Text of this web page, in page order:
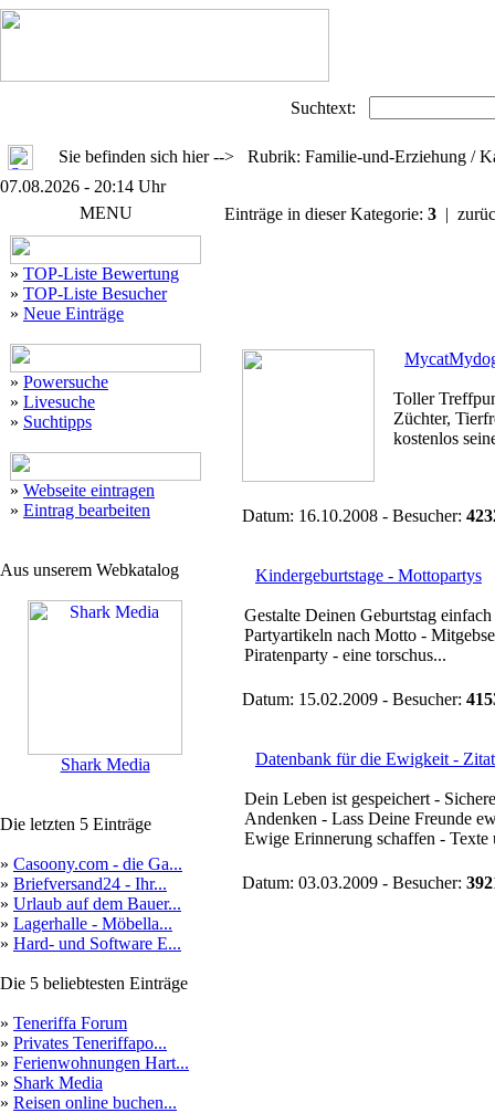
Suchtext:
Sie befinden sich hier --> Rubrik: Familie-und-Erziehung /
07.08.2026 - 20:14 Uhr
MENU
» TOP-Liste Bewertung
» TOP-Liste Besucher
» Neue Einträge
» Powersuche
» Livesuche
» Suchtipps
» Webseite eintragen
» Eintrag bearbeiten
Aus unserem Webkatalog
Shark Media
Die letzten 5 Einträge
» Casoony.com - die Ga...
» Briefversand24 - Ihr...
» Urlaub auf dem Bauer...
» Lagerhalle - Möbella...
» Hard- und Software E...
Die 5 beliebtesten Einträge
» Teneriffa Forum
» Privates Teneriffapo...
» Ferienwohnungen Hart...
» Shark Media
» Reisen online buchen...
Einträge in dieser Kategorie: 3 |
Toller
Züchter,
kostenlos
Datum: 16.10.2008 - Besucher:
Kindergeburtstage - Mottopartys
Gestalte Deinen Geburtstag
Partyartikeln nach Motto -
Piratenparty - eine torschus...
Datum: 15.02.2009 - Besucher:
Datenbank für die Ewigkeit -
Dein Leben ist gespeichert -
Andenken - Lass Deine Freunde
Ewige Erinnerung schaffen - Texte
Datum: 03.03.2009 - Besucher: